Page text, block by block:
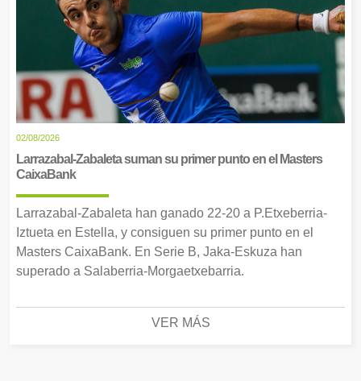
02/08/2026
Larrazabal-Zabaleta suman su primer punto en el Masters
CaixaBank
Larrazabal-Zabaleta han ganado 22-20 a P.Etxeberria-
Iztueta en Estella, y consiguen su primer punto en el
Masters CaixaBank. En Serie B, Jaka-Eskuza han
superado a Salaberria-Morgaetxebarria.
VER MÁS